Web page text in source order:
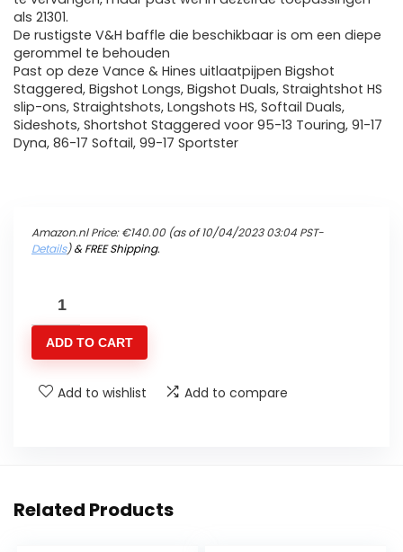
als 21301.
De rustigste V&H baffle die beschikbaar is om een diepe
gerommel te behouden
Past op deze Vance & Hines uitlaatpijpen Bigshot
Staggered, Bigshot Longs, Bigshot Duals, Straightshot HS
slip-ons, Straightshots, Longshots HS, Softail Duals,
Sideshots, Shortshot Staggered voor 95-13 Touring, 91-17
Dyna, 86-17 Softail, 99-17 Sportster
Amazon.nl Price:€140.00(as of 10/04/2023 03:04 PST-
Details)&FREE Shipping.
Vance
&
Hines
Q
quantity
ADD TO CART
Add to wishlist Add to compare
Related Products